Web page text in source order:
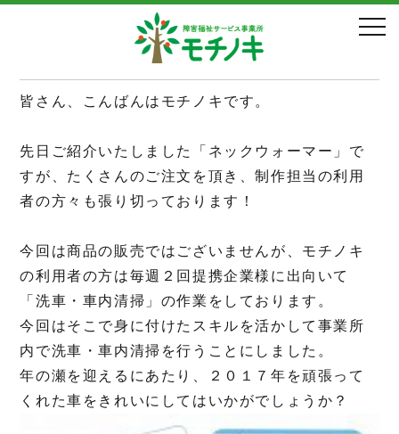
あなたのお車洗車します！
2017.12.11
皆さん、こんばんはモチノキです。
先日ご紹介いたしました「ネックウォーマー」で
すが、たくさんのご注文を頂き、制作担当の利用
者の方々も張り切っております！
今回は商品の販売ではございませんが、モチノキ
の利用者の方は毎週２回提携企業様に出向いて
「洗車・車内清掃」の作業をしております。
今回はそこで身に付けたスキルを活かして事業所
内で洗車・車内清掃を行うことにしました。
年の瀬を迎えるにあたり、２０１７年を頑張って
くれた車をきれいにしてはいかがでしょうか？